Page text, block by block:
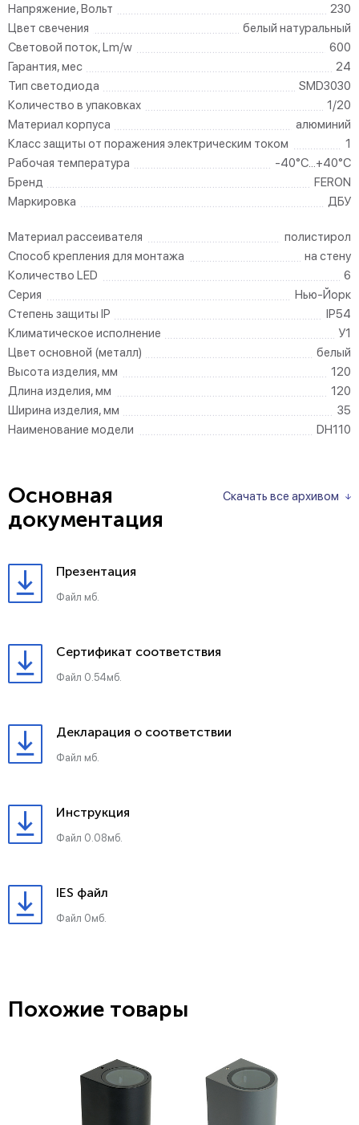
Напряжение, Вольт
230
Цвет свечения
белый натуральный
Световой поток, Lm/w
600
Гарантия, мес
24
Тип светодиода
SMD3030
Количество в упаковках
1/20
Материал корпуса
алюминий
Класс защиты от поражения электрическим током
1
Рабочая температура
-40°C...+40°C
Бренд
FERON
Маркировка
ДБУ
Материал рассеивателя
полистирол
Способ крепления для монтажа
на стену
Количество LED
6
Серия
Нью-Йорк
Степень защиты IP
IP54
Климатическое исполнение
У1
Цвет основной (металл)
белый
Высота изделия, мм
120
Длина изделия, мм
120
Ширина изделия, мм
35
Наименование модели
DH110
Скачать все архивом
Основная
документация
Презентация
Файл мб.
Сертификат соответствия
Файл 0.54мб.
Декларация о соответствии
Файл мб.
Инструкция
Файл 0.08мб.
IES файл
Файл 0мб.
Похожие товары